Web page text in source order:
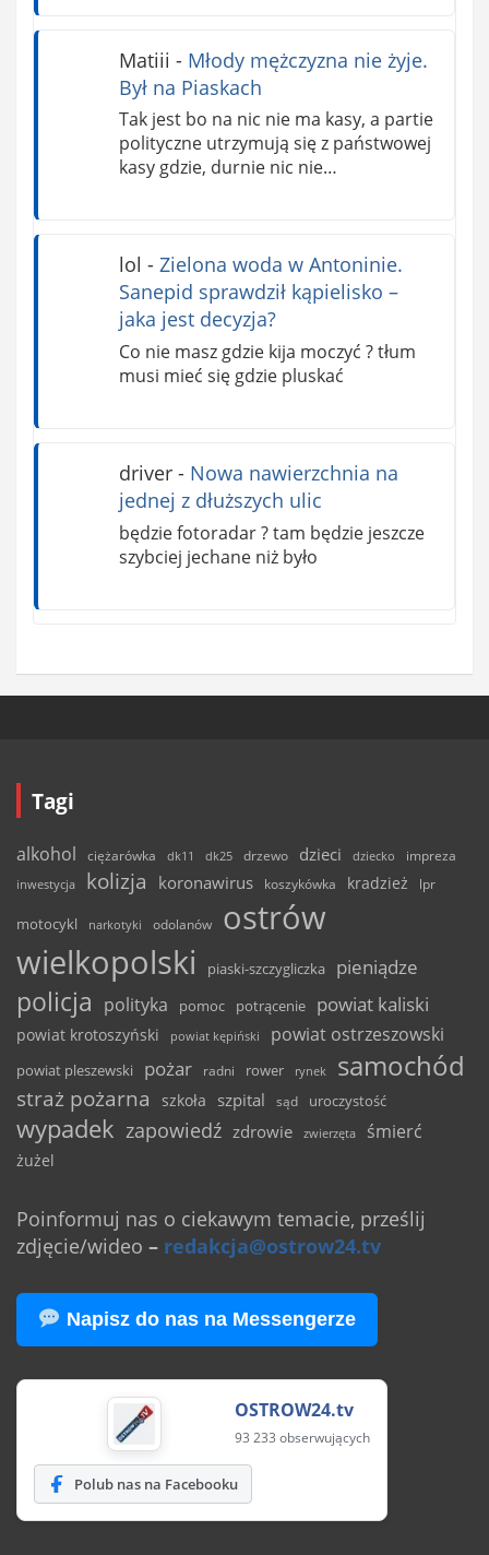
Matiii - Młody mężczyzna nie żyje.
Był na Piaskach
Tak jest bo na nic nie ma kasy, a partie
polityczne utrzymują się z państwowej
kasy gdzie, durnie nic nie…
lol - Zielona woda w Antoninie.
Sanepid sprawdził kąpielisko –
jaka jest decyzja?
Co nie masz gdzie kija moczyć ? tłum
musi mieć się gdzie pluskać
driver- Nowa nawierzchnia na
jednej z dłuższych ulic
będzie fotoradar ? tam będzie jeszcze
szybciej jechane niż było
Tagi
alkohol ciężarówka dk11 dk25 drzewo dzieci dziecko
impreza
inwestycja
kolizja koronawirus koszykówka kradzież lpr
motocykl narkotyki odolanów
ostrów
wielkopolski
piaski-szczygliczka pieniądze
policja polityka pomoc potrącenie powiat kaliski
powiat krotoszyński powiat kępiński powiat ostrzeszowski
powiat pleszewski pożar radni rower rynek samochód
straż pożarna szkoła szpital sąd uroczystość
wypadek zapowiedź zdrowie zwierzęta śmierć
żużel
Poinformuj nas o ciekawym temacie, prześlij
zdjęcie/wideo – redakcja@ostrow24.tv
Napisz do nas na Messengerze
OSTROW24.tv
93 233 obserwujących
Polub nas na Facebooku